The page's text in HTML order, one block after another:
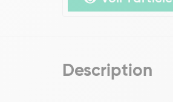
Description